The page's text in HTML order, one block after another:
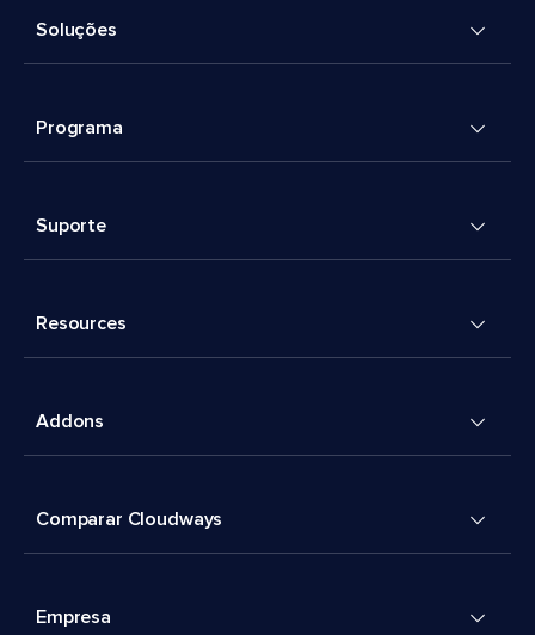
Soluções
Programa
Suporte
Resources
Addons
Comparar Cloudways
Empresa